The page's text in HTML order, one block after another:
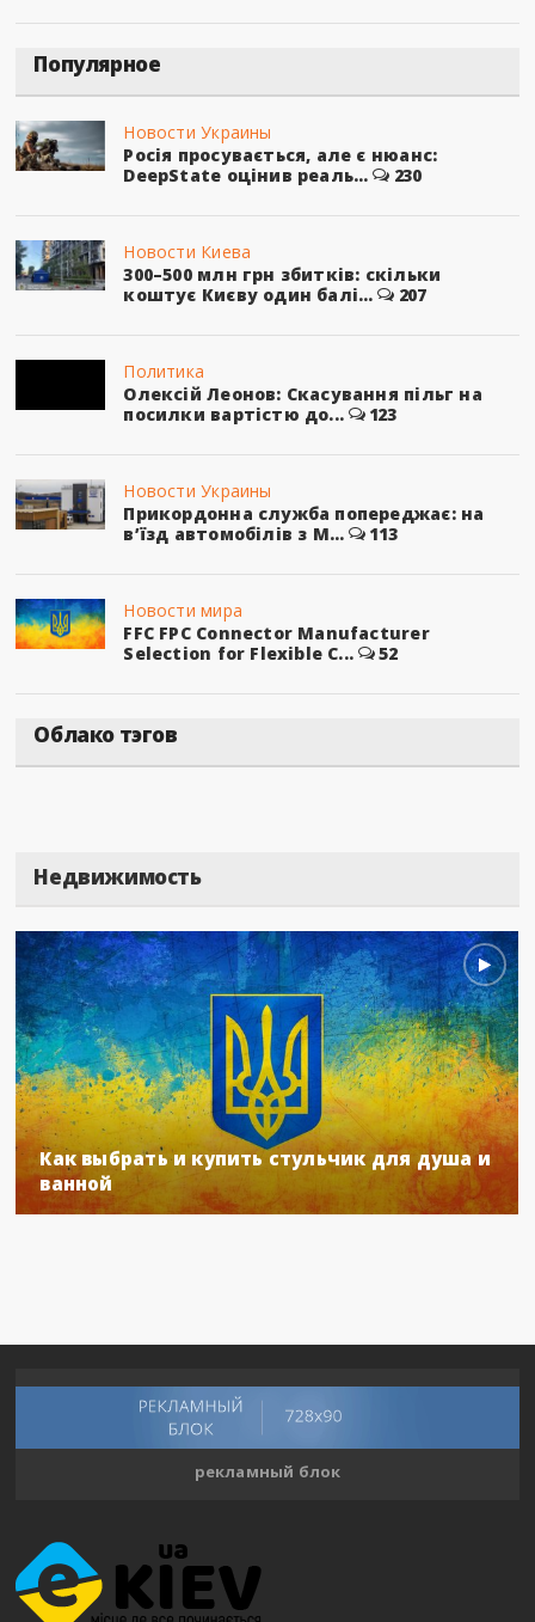
Популярное
Новости Украины
Росія просувається, але є нюанс:
DeepState оцінив реаль...
230
Новости Киева
300–500 млн грн збитків: скільки
коштує Києву один балі...
207
Политика
Олексій Леонов: Скасування пільг на
посилки вартістю до...
123
Новости Украины
Прикордонна служба попереджає: на
в’їзд автомобілів з М...
113
Новости мира
FFC FPC Connector Manufacturer
Selection for Flexible C...
52
Облако тэгов
Недвижимость
Как выбрать и купить стульчик для душа и
ванной
рекламный блок